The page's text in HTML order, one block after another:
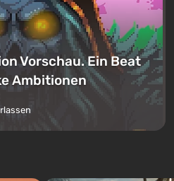
Vorschau. Ein Beat
Ambitionen